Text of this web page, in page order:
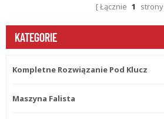
podawania papieru i sekcja
wyposażone w wiele ubijaków
papieru, aby zapewnić bardziej
papieru ※ Zmniejsz wagę
Łącznie 1 strony
KATEGORIE
Kompletne Rozwiązanie Pod Klucz
Maszyna Falista